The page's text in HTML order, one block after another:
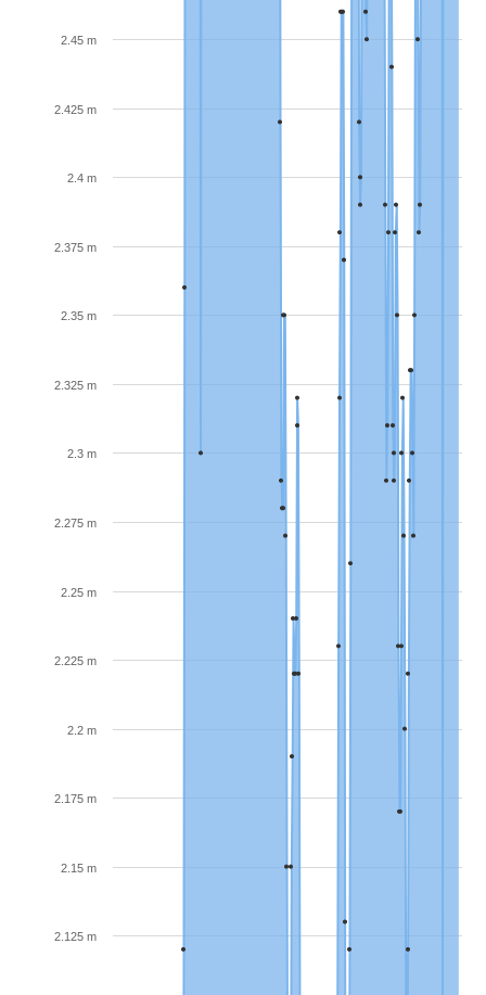
2.125 m
2.15 m
2.175 m
2.2 m
2.225 m
2.25 m
2.275 m
2.3 m
2.325 m
2.35 m
2.375 m
2.4 m
2.425 m
2.45 m